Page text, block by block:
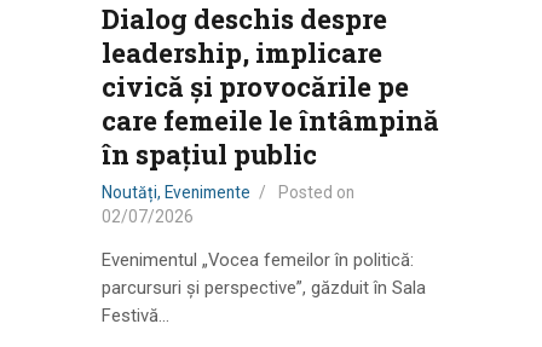
Dialog deschis despre
leadership, implicare
civică și provocările pe
care femeile le întâmpină
în spațiul public
Noutăți, Evenimente
Posted on
02/07/2026
Evenimentul „Vocea femeilor în politică:
parcursuri și perspective”, găzduit în Sala
Festivă…